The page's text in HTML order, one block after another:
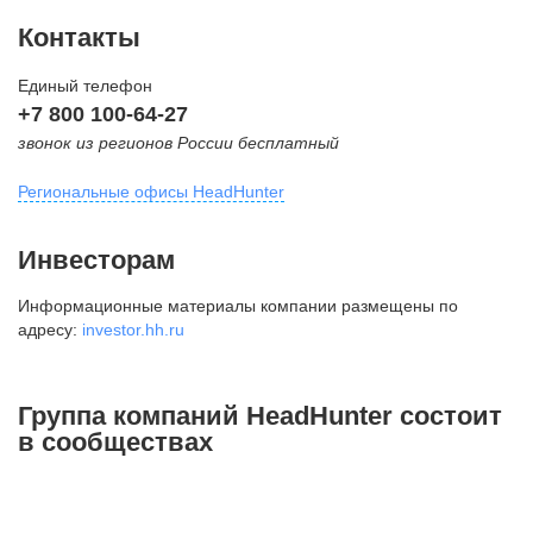
Контакты
Единый телефон
+7 800 100-64-27
звонок из регионов России бесплатный
Региональные офисы HeadHunter
внутригородская территория
Муниципальный округ Тверской,
2-я Брестская ул., д. 48,
+7 495 980-64-27
Инвесторам
Информационные материалы компании размещены по
адресу: investor.hh.ru
Группа компаний HeadHunter состоит
в сообществах